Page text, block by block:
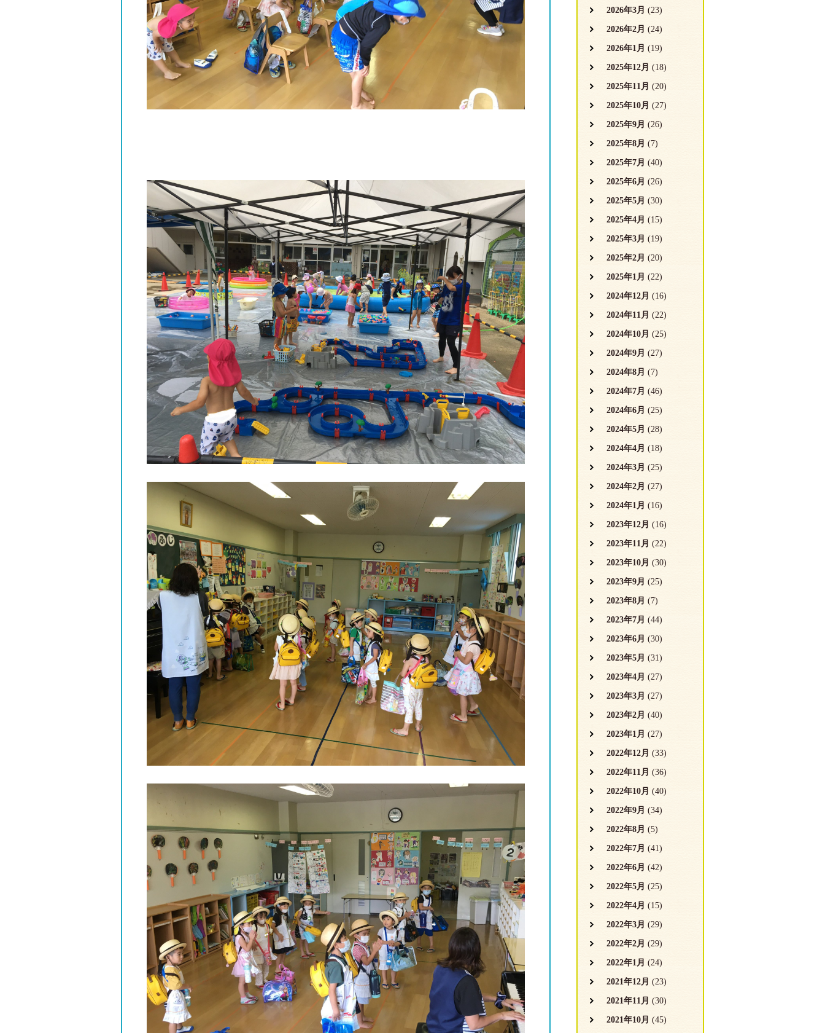
2026年3月 (23)
2026年2月 (24)
2026年1月 (19)
2025年12月 (18)
2025年11月 (20)
2025年10月 (27)
2025年9月 (26)
2025年8月 (7)
2025年7月 (40)
2025年6月 (26)
2025年5月 (30)
2025年4月 (15)
2025年3月 (19)
2025年2月 (20)
2025年1月 (22)
2024年12月 (16)
2024年11月 (22)
2024年10月 (25)
2024年9月 (27)
2024年8月 (7)
2024年7月 (46)
2024年6月 (25)
2024年5月 (28)
2024年4月 (18)
2024年3月 (25)
2024年2月 (27)
2024年1月 (16)
2023年12月 (16)
2023年11月 (22)
2023年10月 (30)
2023年9月 (25)
2023年8月 (7)
2023年7月 (44)
2023年6月 (30)
2023年5月 (31)
2023年4月 (27)
2023年3月 (27)
2023年2月 (40)
2023年1月 (27)
2022年12月 (33)
2022年11月 (36)
2022年10月 (40)
2022年9月 (34)
2022年8月 (5)
2022年7月 (41)
2022年6月 (42)
2022年5月 (25)
2022年4月 (15)
2022年3月 (29)
2022年2月 (29)
2022年1月 (24)
2021年12月 (23)
2021年11月 (30)
2021年10月 (45)